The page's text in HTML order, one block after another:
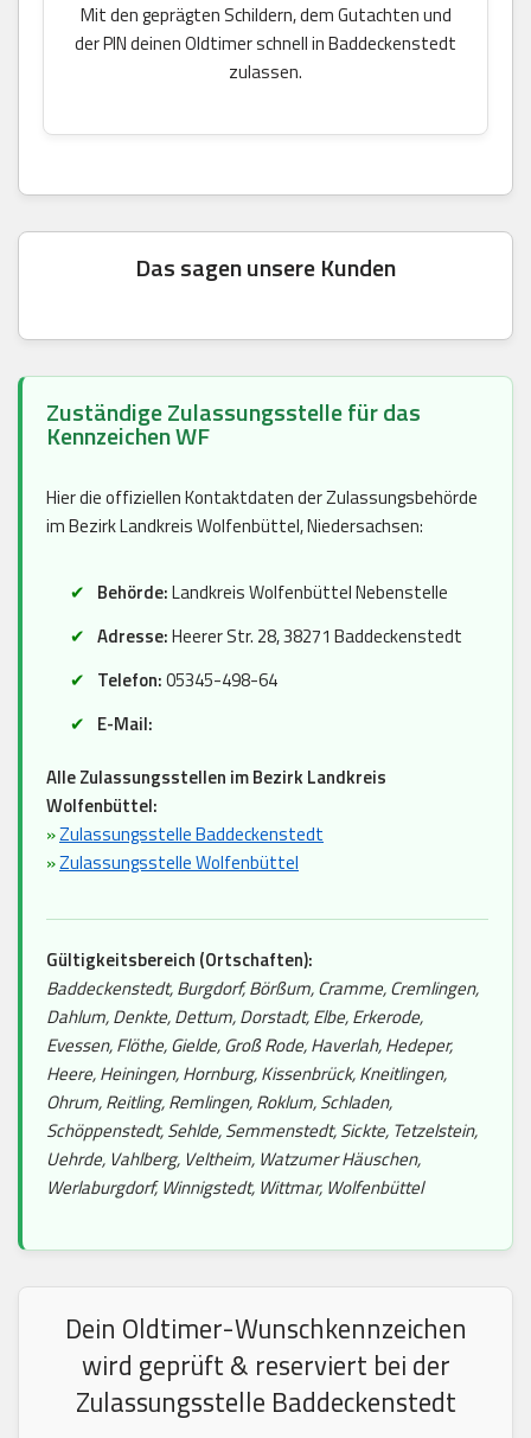
Mit den geprägten Schildern, dem Gutachten und
der PIN deinen Oldtimer schnell in Baddeckenstedt
zulassen.
Das sagen unsere Kunden
Zuständige Zulassungsstelle für das
Kennzeichen WF
Hier die offiziellen Kontaktdaten der Zulassungsbehörde
im Bezirk Landkreis Wolfenbüttel, Niedersachsen:
Behörde:Landkreis Wolfenbüttel Nebenstelle
Adresse:Heerer Str. 28, 38271 Baddeckenstedt
Telefon:05345-498-64
E-Mail:
Alle Zulassungsstellen im Bezirk Landkreis
Wolfenbüttel:
»Zulassungsstelle Baddeckenstedt
»Zulassungsstelle Wolfenbüttel
Gültigkeitsbereich (Ortschaften):
Baddeckenstedt, Burgdorf, Börßum, Cramme, Cremlingen,
Dahlum, Denkte, Dettum, Dorstadt, Elbe, Erkerode,
Evessen, Flöthe, Gielde, Groß Rode, Haverlah, Hedeper,
Heere, Heiningen, Hornburg, Kissenbrück, Kneitlingen,
Ohrum, Reitling, Remlingen, Roklum, Schladen,
Schöppenstedt, Sehlde, Semmenstedt, Sickte, Tetzelstein,
Uehrde, Vahlberg, Veltheim, Watzumer Häuschen,
Werlaburgdorf, Winnigstedt, Wittmar, Wolfenbüttel
Dein Oldtimer-Wunschkennzeichen
wird geprüft & reserviert bei der
Zulassungsstelle Baddeckenstedt